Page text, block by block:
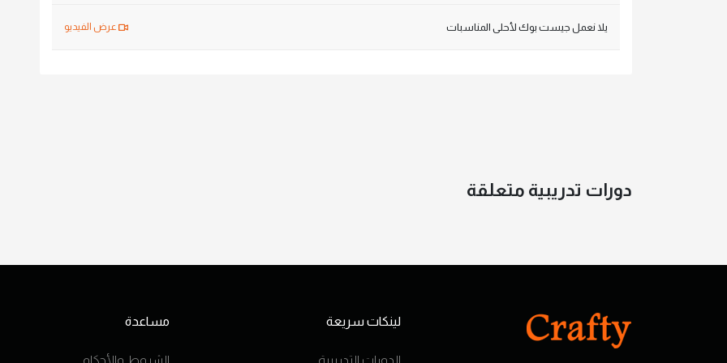
يلا نعمل جيست بوك لأحلى المناسبات عرض الفيديو
دورات تدريبية متعلقة
لينكات سريعة
الدورات التدريبية
مساعدة
الشروط والأحكام